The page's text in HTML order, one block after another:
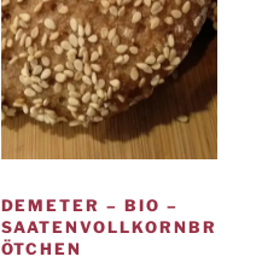
DEMETER – BIO –
SAATENVOLLKORNBR
ÖTCHEN